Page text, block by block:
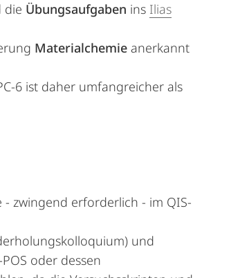
die Übungsaufgaben ins Ilias
Materialchemie anerkannt
6 ist daher umfangreicher als
zwingend erforderlich - im QIS-
und
oder dessen